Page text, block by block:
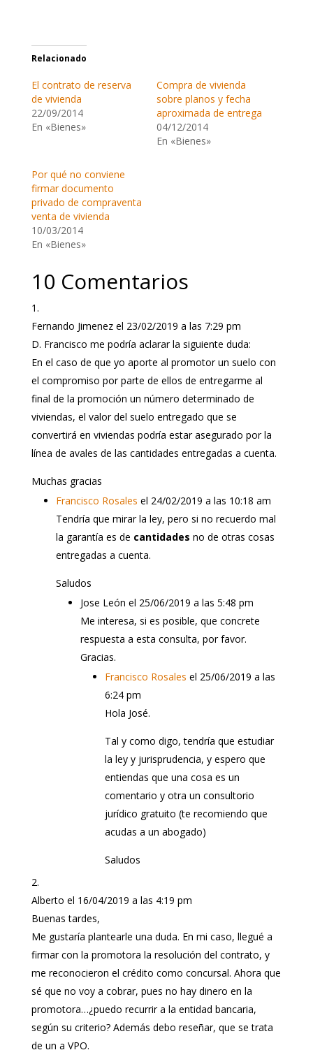
Relacionado
El contrato de reserva
de vivienda
22/09/2014
En «Bienes»
Compra de vivienda
sobre planos y fecha
aproximada de entrega
04/12/2014
En «Bienes»
Por qué no conviene
firmar documento
privado de compraventa
venta de vivienda
10/03/2014
En «Bienes»
10 Comentarios
Fernando Jimenez el 23/02/2019 a las 7:29 pm
D. Francisco me podría aclarar la siguiente duda:
En el caso de que yo aporte al promotor un suelo con
el compromiso por parte de ellos de entregarme al
final de la promoción un número determinado de
viviendas, el valor del suelo entregado que se
convertirá en viviendas podría estar asegurado por la
línea de avales de las cantidades entregadas a cuenta.
Muchas gracias
Francisco Rosales el 24/02/2019 a las 10:18 am
Tendría que mirar la ley, pero si no recuerdo mal
la garantía es de cantidades no de otras cosas
entregadas a cuenta.
Saludos
Jose León el 25/06/2019 a las 5:48 pm
Me interesa, si es posible, que concrete
respuesta a esta consulta, por favor.
Gracias.
Francisco Rosales el 25/06/2019 a las
6:24 pm
Hola José.
Tal y como digo, tendría que estudiar
la ley y jurisprudencia, y espero que
entiendas que una cosa es un
comentario y otra un consultorio
jurídico gratuito (te recomiendo que
acudas a un abogado)
Saludos
Alberto el 16/04/2019 a las 4:19 pm
Buenas tardes,
Me gustaría plantearle una duda. En mi caso, llegué a
firmar con la promotora la resolución del contrato, y
me reconocieron el crédito como concursal. Ahora que
sé que no voy a cobrar, pues no hay dinero en la
promotora…¿puedo recurrir a la entidad bancaria,
según su criterio? Además debo reseñar, que se trata
de un a VPO.